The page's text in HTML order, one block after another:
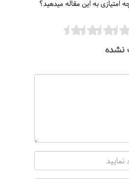
نشده
امتیازی به این مقاله میدهید؟